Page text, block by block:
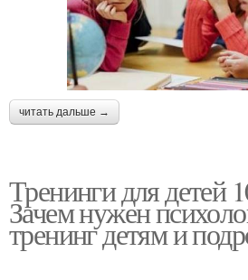
читать дальше →
Тренинги для детей
Зачем нужен
тренинг детям и